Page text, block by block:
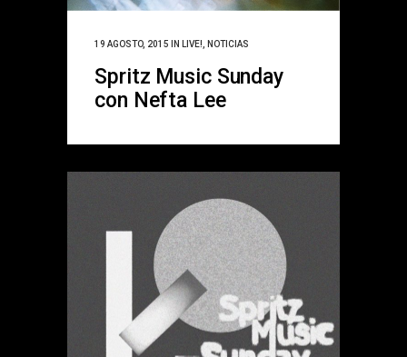
19 AGOSTO, 2015 IN LIVE! NOTICIAS
Spritz Music Sunday
con Nefta Lee